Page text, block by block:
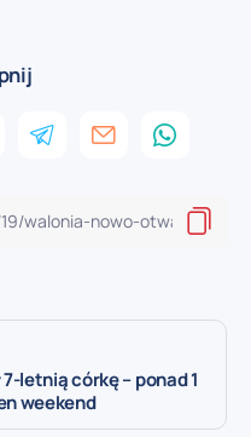
letnią córkę – ponad 1
weekend